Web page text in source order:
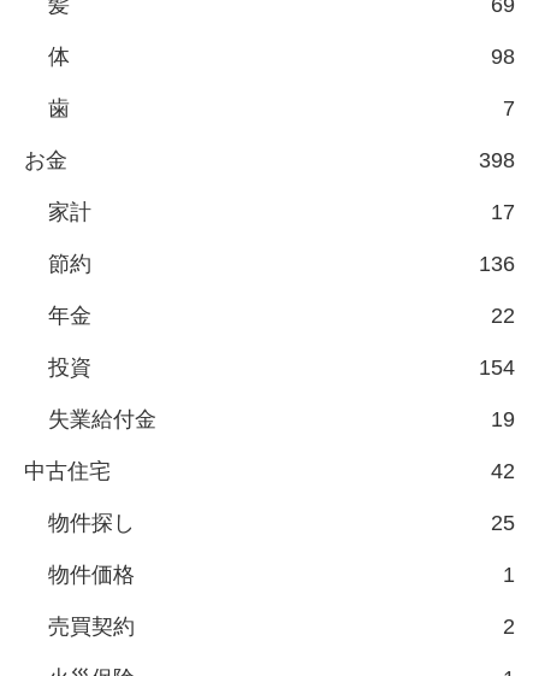
髪 69
体 98
歯 7
お金 398
家計 17
節約 136
年金 22
投資 154
失業給付金 19
中古住宅 42
物件探し 25
物件価格 1
売買契約 2